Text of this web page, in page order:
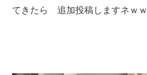
てきたら 追加投稿しますネｗｗ